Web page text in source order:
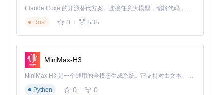
打开DotNetZip工具，切换到"Create"选项卡
设置压缩级别和加密方式
输入密码并确认
点击"Zip it!"按钮完成创建
![ZIP加密流程](https://raw.gitcode.com/gh_mirrors/do/DotNet
Zip.Semverd/raw/8d8ad1857ac98c8eb6f548f7b044facdf595
2d3f/src/Help/Tools and Utilities/ZipTool2.png?utm_source=
Claude Code 的开源替代方案。连接任意大模型，编辑代码，运行命令，自动验证 — 全自动执行。用 Rust 构建，极致性能。 ｜ An open-source alternative to Claude Code. Connect any LLM, edit code, run commands, and verify changes — autonomously. Built in Rust for speed. Get Started
Rust
0 535
MiniMax-H3
MiniMax H3 是一个通用的全模态生成系统。它支持对由文本、图像、视频和音频组成的多模态上下文进行统一理解，并能生成分辨率高达 2K、时长可达 15 秒的带原生立体声音频的视频。得益于面向任务泛化的系统设计，H3 在预训练阶段就已具备广泛的多模态上下文理解与生成能力，能够出色地执行复杂的多模态指令。
Python
0 0